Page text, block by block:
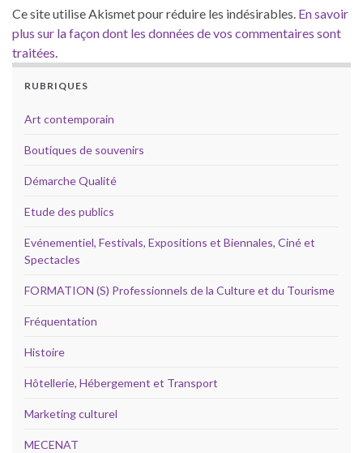
Ce site utilise Akismet pour réduire les indésirables. En savoir
plus sur la façon dont les données de vos commentaires sont
traitées.
RUBRIQUES
Art contemporain
Boutiques de souvenirs
Démarche Qualité
Etude des publics
Evénementiel, Festivals, Expositions et Biennales, Ciné et
Spectacles
FORMATION (S) Professionnels de la Culture et du Tourisme
Fréquentation
Histoire
Hôtellerie, Hébergement et Transport
Marketing culturel
MECENAT